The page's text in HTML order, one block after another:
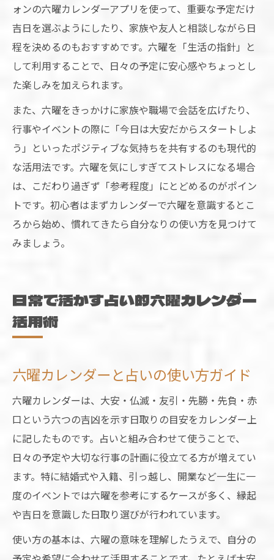
ォンの六曜カレンダーアプリを使って、重要な予定だけ
吉日を選ぶようにしたり、家族や友人と相談しながら日
程を決めるのもおすすめです。六曜を「生活の指針」と
して利用することで、日々の予定に安心感やちょっとし
た楽しみを加えられます。
また、六曜をきっかけに家族や職場で会話を広げたり、
行事やイベントの際に「今日は大安だからスタートしよ
う」といったポジティブな気持ちを共有するのも現代的
な活用法です。六曜を気にしすぎてストレスになる場合
は、こだわり過ぎず「参考程度」にとどめるのがポイン
トです。初心者はまずカレンダーで六曜を意識するとこ
ろから始め、慣れてきたら自分なりの使い方を見つけて
みましょう。
日常で活かす占い的六曜カレンダー
活用術
六曜カレンダーと占いの使い方ガイド
六曜カレンダーは、大安・仏滅・友引・先勝・先負・赤
口という六つの吉凶を示す日取りの目安をカレンダー上
に記したものです。占いと組み合わせて使うことで、
日々の予定や大切な行事の計画に役立てる方が増えてい
ます。特に結婚式や入籍、引っ越し、開業など一生に一
度のイベントでは六曜を参考にするケースが多く、縁起
や吉日を意識した日取り選びが行われています。
使い方の基本は、六曜の意味を理解したうえで、自分の